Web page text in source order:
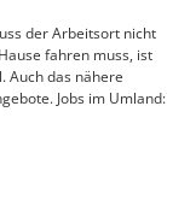
der Arbeitsort nicht
fahren muss, ist
Auch das nähere
Jobs im Umland: